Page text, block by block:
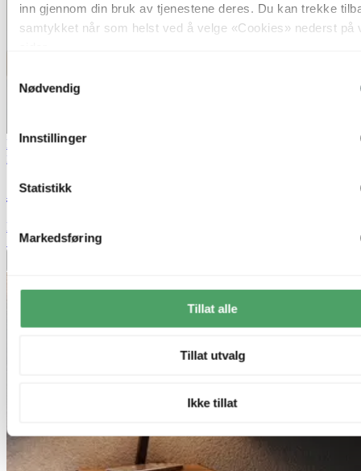
inn gjennom din bruk av tjenestene deres. Du kan trekke
samtykket når som helst ved å velge «Cookies» nederst på
Nødvendig
Innstillinger
Statistikk
Markedsføring
Tillat alle
Tillat utvalg
Ikke tillat
Bestselger40% ved kjøp av 2 eller flere
Nova Life
Archie plafond taklampe 51cm sort
kr 8 499,-
50%